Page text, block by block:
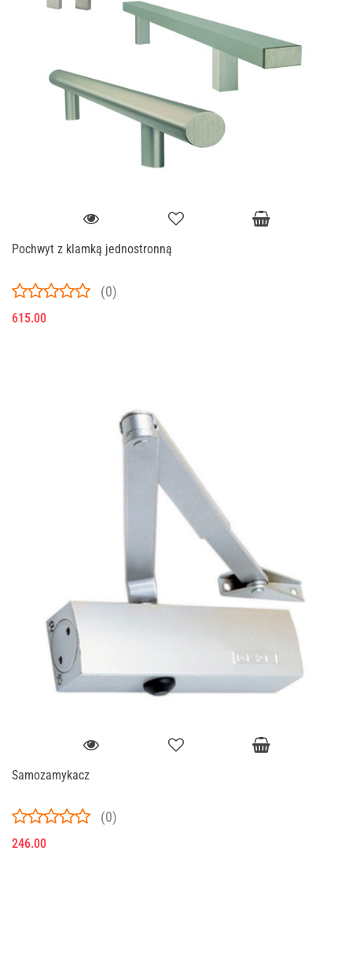
Pochwyt z klamką jednostronną
(0)
615.00
Samozamykacz
(0)
246.00